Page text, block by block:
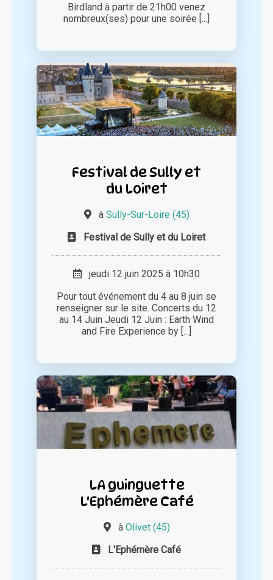
Birdland à partir de 21h00 venez
nombreux(ses) pour une soirée [...]
Festival de Sully et
du Loiret
à Sully-Sur-Loire (45)
Festival de Sully et du Loiret
jeudi 12 juin 2025 à 10h30
Pour tout événement du 4 au 8 juin se
renseigner sur le site. Concerts du 12
au 14 Juin Jeudi 12 Juin : Earth Wind
and Fire Experience by [...]
LA guinguette
L'Ephémère Café
à Olivet (45)
L'Ephémère Café